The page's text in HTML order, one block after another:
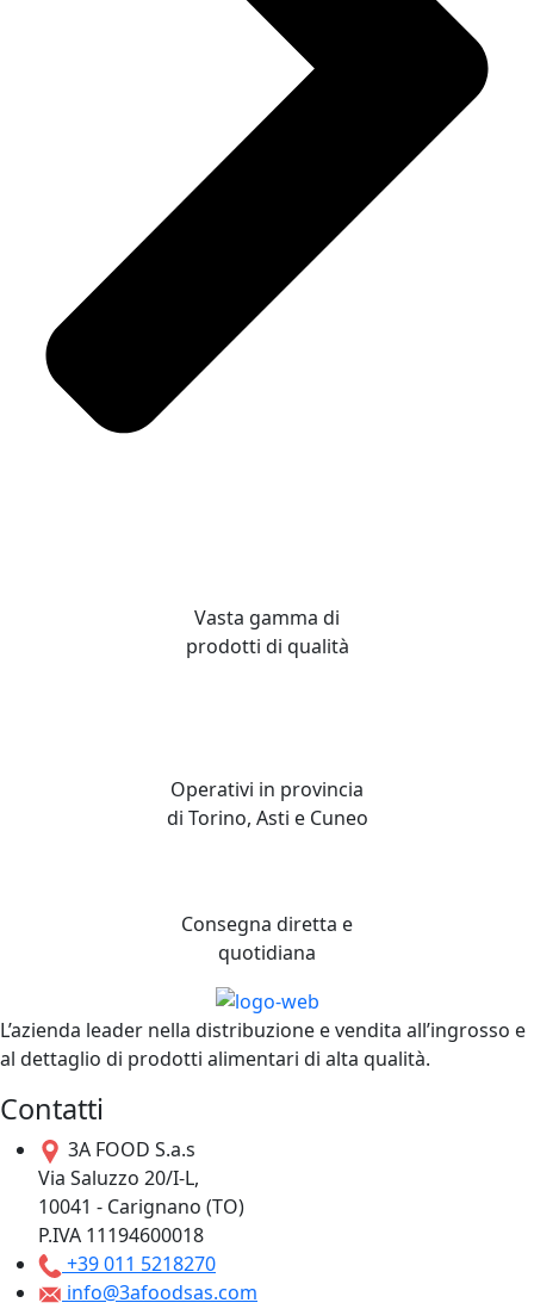
Vasta gamma di
prodotti di qualità
Operativi in provincia
di Torino, Asti e Cuneo
Consegna diretta e
quotidiana
L’azienda leader nella distribuzione e vendita all’ingrosso e
al dettaglio di prodotti alimentari di alta qualità.
Contatti
3A FOOD S.a.s
Via Saluzzo 20/I-L,
10041 - Carignano (TO)
P.IVA 11194600018
+39 011 5218270
info@3afoodsas.com